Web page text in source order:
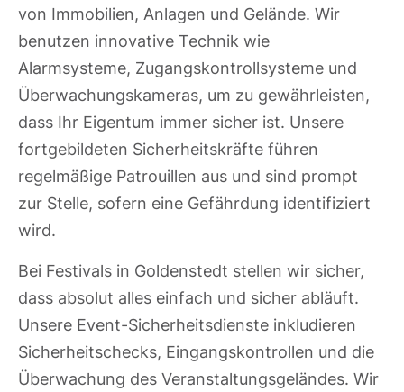
von Immobilien, Anlagen und Gelände. Wir
benutzen innovative Technik wie
Alarmsysteme, Zugangskontrollsysteme und
Überwachungskameras, um zu gewährleisten,
dass Ihr Eigentum immer sicher ist. Unsere
fortgebildeten Sicherheitskräfte führen
regelmäßige Patrouillen aus und sind prompt
zur Stelle, sofern eine Gefährdung identifiziert
wird.
Bei Festivals in Goldenstedt stellen wir sicher,
dass absolut alles einfach und sicher abläuft.
Unsere Event-Sicherheitsdienste inkludieren
Sicherheitschecks, Eingangskontrollen und die
Überwachung des Veranstaltungsgeländes. Wir